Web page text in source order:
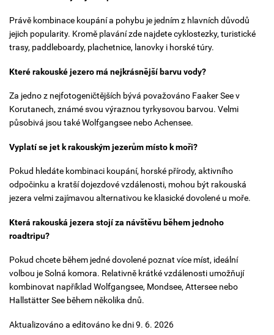
Právě kombinace koupání a pohybu je jedním z hlavních důvodů
jejich popularity. Kromě plavání zde najdete cyklostezky, turistické
trasy, paddleboardy, plachetnice, lanovky i horské túry.
Které rakouské jezero má nejkrásnější barvu vody?
Za jedno z nejfotogeničtějších bývá považováno Faaker See v
Korutanech, známé svou výraznou tyrkysovou barvou. Velmi
působivá jsou také Wolfgangsee nebo Achensee.
Vyplatí se jet k rakouským jezerům místo k moři?
Pokud hledáte kombinaci koupání, horské přírody, aktivního
odpočinku a kratší dojezdové vzdálenosti, mohou být rakouská
jezera velmi zajímavou alternativou ke klasické dovolené u moře.
Která rakouská jezera stojí za návštěvu během jednoho
roadtripu?
Pokud chcete během jedné dovolené poznat více míst, ideální
volbou je Solná komora. Relativně krátké vzdálenosti umožňují
kombinovat například Wolfgangsee, Mondsee, Attersee nebo
Hallstätter See během několika dnů.
Aktualizováno a editováno ke dni 9. 6. 2026